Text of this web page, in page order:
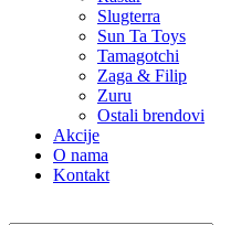
Slugterra
Sun Ta Toys
Tamagotchi
Zaga & Filip
Zuru
Ostali brendovi
Akcije
O nama
Kontakt